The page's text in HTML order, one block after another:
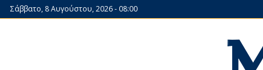
Σάββατο, 8 Αυγούστου, 2026 - 08:00